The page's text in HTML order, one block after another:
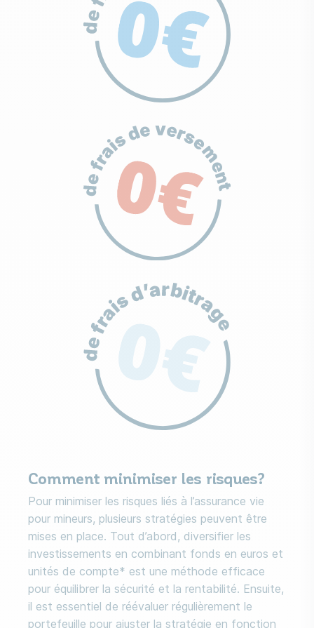
Comment minimiser les risques?
Pour minimiser les risques liés à l’assurance vie
pour mineurs, plusieurs stratégies peuvent être
mises en place. Tout d’abord, diversifier les
investissements en combinant fonds en euros et
unités de compte* est une méthode efficace
pour équilibrer la sécurité et la rentabilité. Ensuite,
il est essentiel de réévaluer régulièrement le
portefeuille pour ajuster la stratégie en fonction